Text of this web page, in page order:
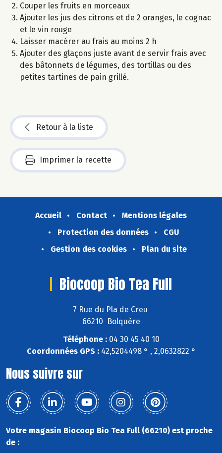
Couper les fruits en morceaux
Ajouter les jus des citrons et de 2 oranges, le cognac
et le vin rouge
Laisser macérer au frais au moins 2 h
Ajouter des glaçons juste avant de servir frais avec
des bâtonnets de légumes, des tortillas ou des
petites tartines de pain grillé.
Retour à la liste
Imprimer la recette
Accueil Contact
Mentions légales
Protection des données
CGU
Gestion des cookies
Plan du site
Biocoop Bio Tea Full
7 Rue du Pla de Creu
66210 Bolquère
Téléphone :04 30 45 40 10
Coordonnées GPS :42,5204498 ° , 2,0632822 °
Nous suivre sur
Votre magasin Biocoop Bio Tea Full (66210) est proche
de :